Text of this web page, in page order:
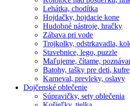
Lehátka, chodítka
Hojdačky, hojdacie kone
Hudobné nástroje, hračky
Zábava pri vode
Trojkolky, odstrkavadla,
Stavebnice, lego, puzzle
Maľujeme, čítame,
Batohy, tašky pre deti, kufre
Karneval, prevleky, oslavy
Dojčenské oblečenie
Súpravičky, sety oblečenia